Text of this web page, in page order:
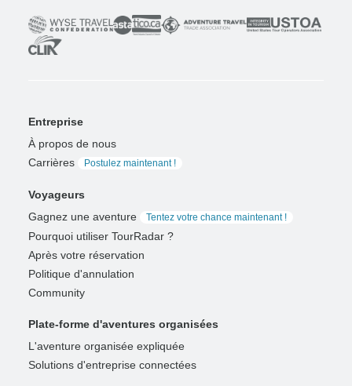
Entreprise
À propos de nous
Carrières
Postulez maintenant !
Voyageurs
Gagnez une aventure
Tentez votre chance maintenant !
Pourquoi utiliser TourRadar ?
Après votre réservation
Politique d'annulation
Community
Plate-forme d'aventures organisées
L'aventure organisée expliquée
Solutions d'entreprise connectées